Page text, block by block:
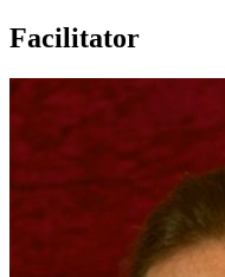
Facilitator